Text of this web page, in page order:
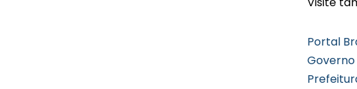
Portal
Governo